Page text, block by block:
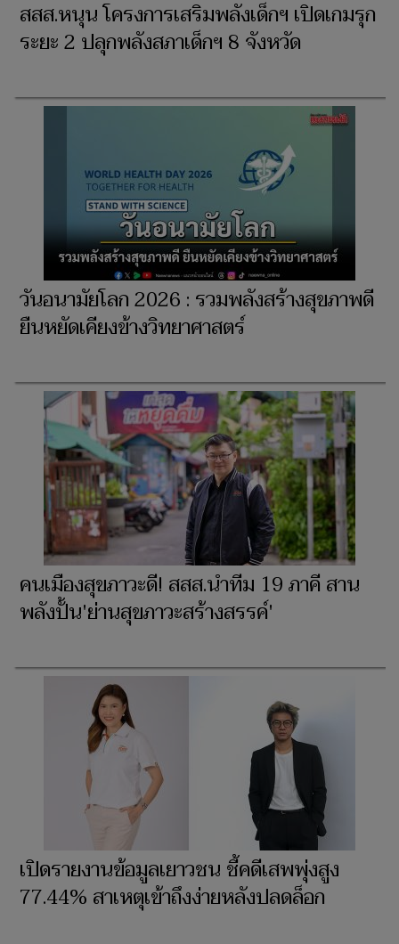
สสส.หนุน โครงการเสริมพลังเด็กฯ เปิดเกมรุก
ระยะ 2 ปลุกพลังสภาเด็กฯ 8 จังหวัด
วันอนามัยโลก 2026 : รวมพลังสร้างสุขภาพดี
ยืนหยัดเคียงข้างวิทยาศาสตร์
คนเมืองสุขภาวะดี! สสส.นำทีม 19 ภาคี สาน
พลังปั้น'ย่านสุขภาวะสร้างสรรค์'
เปิดรายงานข้อมูลเยาวชน ชี้คดีเสพพุ่งสูง
77.44% สาเหตุเข้าถึงง่ายหลังปลดล็อก